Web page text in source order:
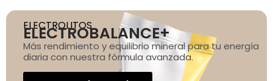
ELECTROLITOS
ELECTROBALANCE+
Más rendimiento y equilibrio mineral para tu energía
diaria con nuestra fórmula avanzada.